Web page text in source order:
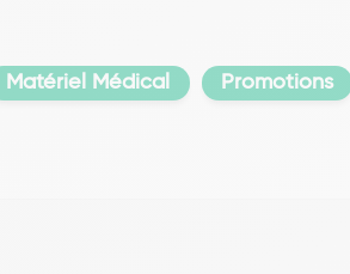
Matériel Médical Promotions